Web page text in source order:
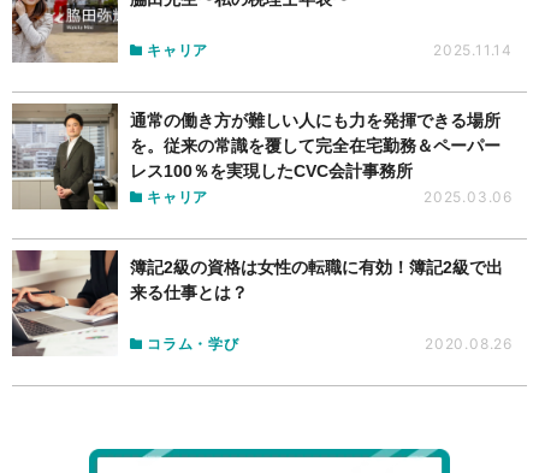
キャリア 2025.11.14
通常の働き方が難しい人にも力を発揮できる場所
を。従来の常識を覆して完全在宅勤務＆ペーパー
レス100％を実現したCVC会計事務所
キャリア 2025.03.06
簿記2級の資格は女性の転職に有効！簿記2級で出
来る仕事とは？
コラム・学び 2020.08.26